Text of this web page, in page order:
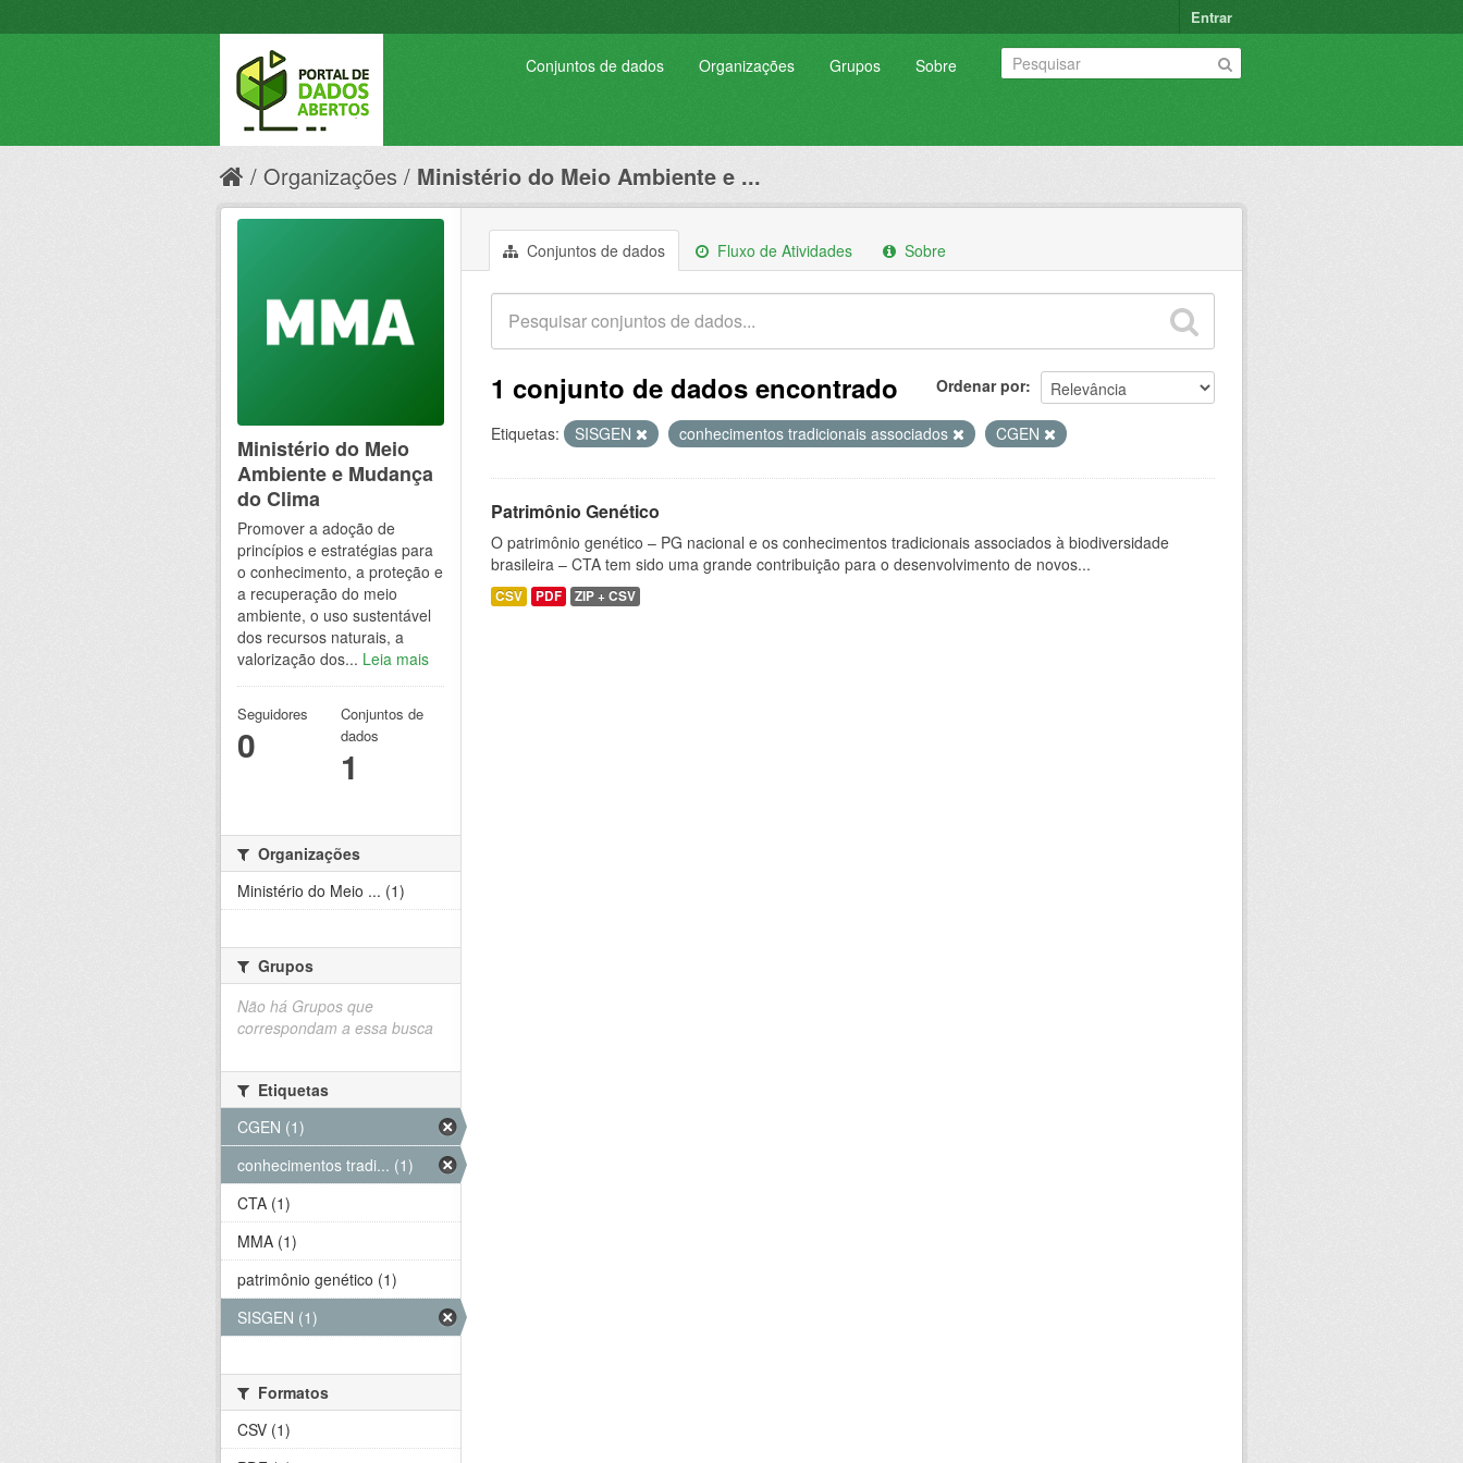
Entrar
Conjuntos de dados Organizações Grupos Sobre
Organizações Ministério do Meio Ambiente e ...
Conjuntos de dados Fluxo de Atividades Sobre
Ordenar por
1 conjunto de dados encontrado
Etiquetas: SISGEN conhecimentos tradicionais associados CGEN
Patrimônio Genético
O patrimônio genético – PG nacional e os conhecimentos tradicionais associados à biodiversidade
brasileira – CTA tem sido uma grande contribuição para o desenvolvimento de novos...
CSV PDF ZIP + CSV
Ministério do Meio
Ambiente e Mudança
do Clima
Promover a adoção de
princípios e estratégias para
o conhecimento, a proteção e
a recuperação do meio
ambiente, o uso sustentável
dos recursos naturais, a
valorização dos... Leia mais
Seguidores
0
Conjuntos de
dados
1
Organizações
Ministério do Meio ... (1)
Grupos
Não há Grupos que
correspondam a essa busca
Etiquetas
CGEN (1)
conhecimentos tradi... (1)
CTA (1)
MMA (1)
patrimônio genético (1)
SISGEN (1)
Formatos
CSV (1)